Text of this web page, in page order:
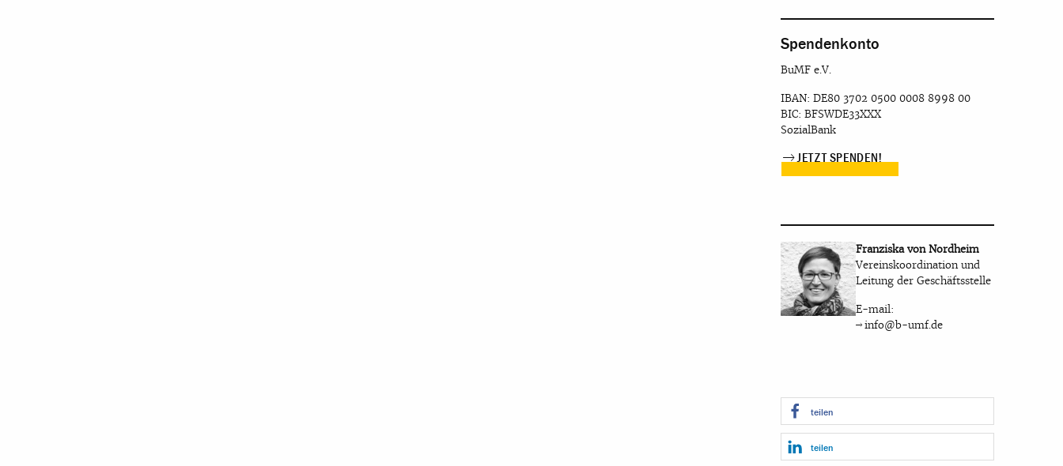
Spendenkonto
BuMF e.V.
IBAN: DE80 3702 0500 0008 8998 00
BIC: BFSWDE33XXX
SozialBank
JETZT SPENDEN!
Franziska von Nordheim
Vereinskoordination und
Leitung der Geschäftsstelle
E-mail:
info@b-umf.de
teilen
teilen